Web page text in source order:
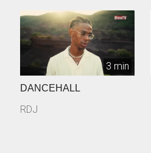
3 min
DANCEHALL
RDJ